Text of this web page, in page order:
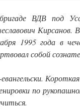
ВДВ под
1995 года в
собой
по